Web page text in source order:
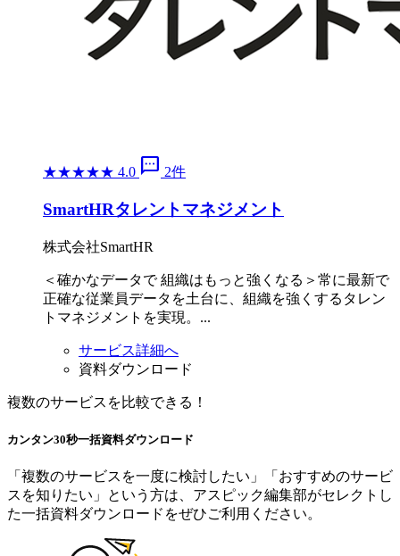
★★★★★ 4.0 sms 2件
SmartHRタレントマネジメント
株式会社SmartHR
＜確かなデータで 組織はもっと強くなる＞常に最新で
正確な従業員データを土台に、組織を強くするタレン
トマネジメントを実現。...
サービス詳細へ
資料ダウンロード
複数のサービスを比較できる！
カンタン30秒一括資料ダウンロード
「複数のサービスを一度に検討したい」「おすすめのサービ
スを知りたい」という方は、アスピック編集部がセレクトし
た一括資料ダウンロードをぜひご利用ください。